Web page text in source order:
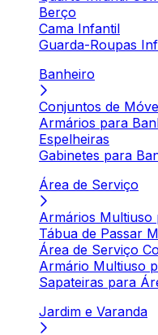
Berço
Cama Infantil
Guarda-Roupas
Banheiro
Conjuntos de
Armários para
Espelheiras
Gabinetes para
Área de Serviço
Armários Multiuso
Tábua de Passar
Área de Serviço
Armário Multiuso
Sapateiras para
Jardim e Varanda